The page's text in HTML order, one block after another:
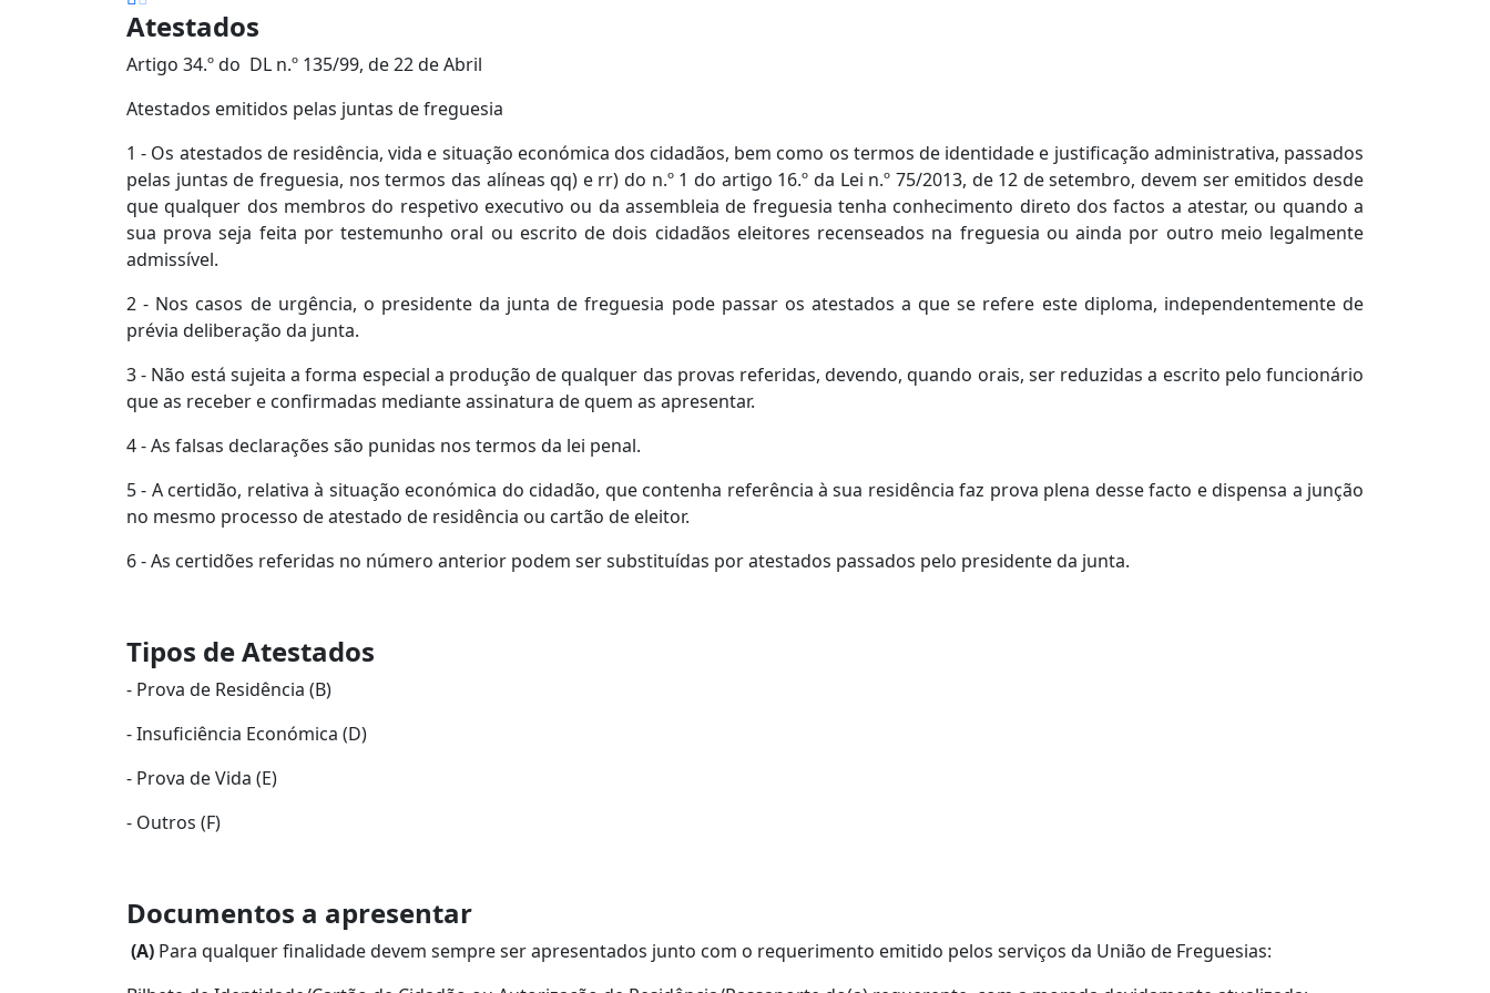
Atestados
Artigo 34.º do DL n.º 135/99, de 22 de Abril
Atestados emitidos pelas juntas de freguesia
1 - Os atestados de residência, vida e situação económica dos cidadãos, bem como os termos de identidade e justificação administrativa, passados
pelas juntas de freguesia, nos termos das alíneas qq) e rr) do n.º 1 do artigo 16.º da Lei n.º 75/2013, de 12 de setembro, devem ser emitidos desde
que qualquer dos membros do respetivo executivo ou da assembleia de freguesia tenha conhecimento direto dos factos a atestar, ou quando a
sua prova seja feita por testemunho oral ou escrito de dois cidadãos eleitores recenseados na freguesia ou ainda por outro meio legalmente
admissível.
2 - Nos casos de urgência, o presidente da junta de freguesia pode passar os atestados a que se refere este diploma, independentemente de
prévia deliberação da junta.
3 - Não está sujeita a forma especial a produção de qualquer das provas referidas, devendo, quando orais, ser reduzidas a escrito pelo funcionário
que as receber e confirmadas mediante assinatura de quem as apresentar.
4 - As falsas declarações são punidas nos termos da lei penal.
5 - A certidão, relativa à situação económica do cidadão, que contenha referência à sua residência faz prova plena desse facto e dispensa a junção
no mesmo processo de atestado de residência ou cartão de eleitor.
6 - As certidões referidas no número anterior podem ser substituídas por atestados passados pelo presidente da junta.
Tipos de Atestados
- Prova de Residência (B)
- Insuficiência Económica (D)
- Prova de Vida (E)
- Outros (F)
Documentos a apresentar
(A) Para qualquer finalidade devem sempre ser apresentados junto com o requerimento emitido pelos serviços da União de Freguesias: